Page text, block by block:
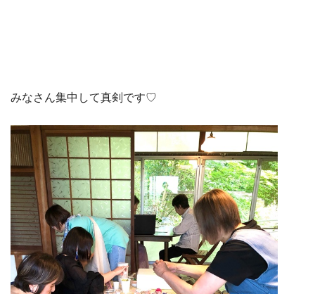
みなさん集中して真剣です♡